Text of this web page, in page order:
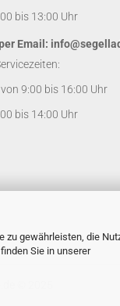
zu gewährleisten, die
Sie in unserer
bis 13:00 Uhr
Email:
von 9:00 bis 16:00 Uhr
bis 14:00 Uhr